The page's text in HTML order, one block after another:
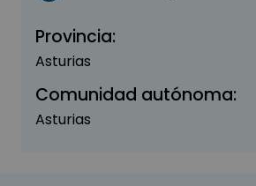
Provincia:
Asturias
Comunidad autónoma:
Asturias